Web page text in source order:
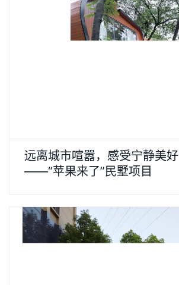
远离城市喧嚣，感受宁静美好
——“苹果来了”民墅项目